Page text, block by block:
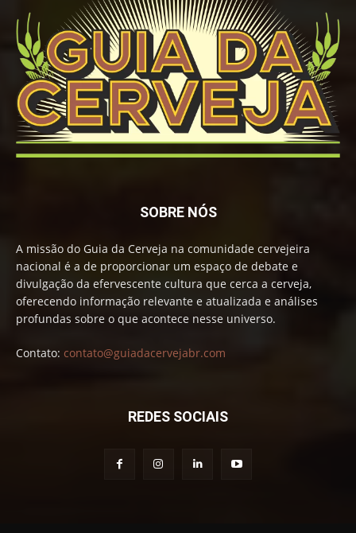
SOBRE NÓS
A missão do Guia da Cerveja na comunidade cervejeira
nacional é a de proporcionar um espaço de debate e
divulgação da efervescente cultura que cerca a cerveja,
oferecendo informação relevante e atualizada e análises
profundas sobre o que acontece nesse universo.
Contato: contato@guiadacervejabr.com
REDES SOCIAIS